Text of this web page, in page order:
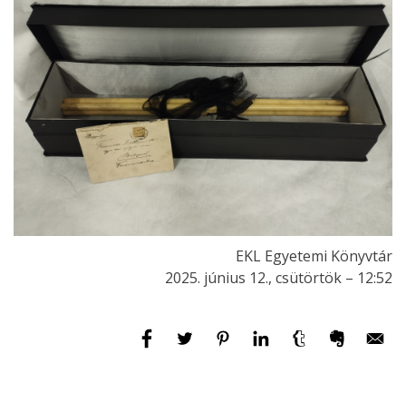
EKL Egyetemi Könyvtár
2025. június 12., csütörtök – 12:52